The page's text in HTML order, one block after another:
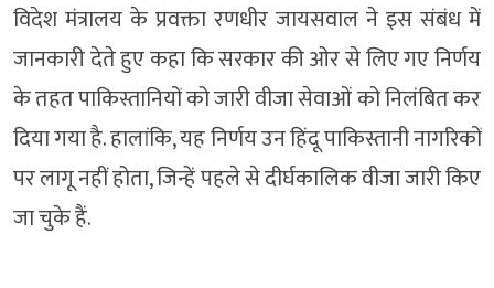
विदेश मंत्रालय के प्रवक्ता रणधीर जायसवाल ने इस संबंध में
जानकारी देते हुए कहा कि सरकार की ओर से लिए गए निर्णय
के तहत पाकिस्तानियों को जारी वीजा सेवाओं को निलंबित कर
दिया गया है. हालांकि, यह निर्णय उन हिंदू पाकिस्तानी नागरिकों
पर लागू नहीं होता, जिन्हें पहले से दीर्घकालिक वीजा जारी किए
जा चुके हैं.